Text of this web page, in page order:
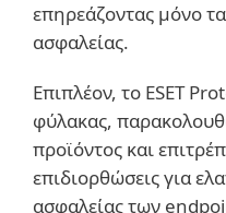
επηρεάζοντας μόνο
ασφαλείας.
Επιπλέον, το ESET
φύλακας,
προϊόντος και
επιδιορθώσεις για
ασφαλείας των